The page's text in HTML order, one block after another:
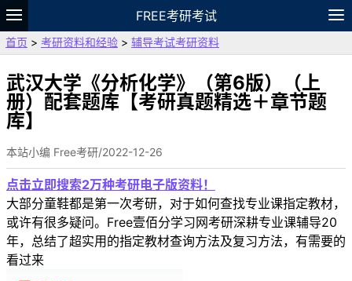
FREE考研考试
题库
故事 专题 APP 笔记
VIP
资料
首页 > 考研资料和经验 > 辅导考试考研资料
武汉大学《分析化学》（第6版）（上
册）配套题库【考研真题精选＋章节题
库】
本站小编 Free考研/2022-12-26
点击立即搜索2万种考研电子版资料！
大部分童鞋都是第一次考研，对于如何查找专业课指定教材，
或许有很多疑问。Free壹佰分学习网考研深耕专业课辅导20
年，总结了超实用的指定教材查询方法及复习方法，有需要的
看过来